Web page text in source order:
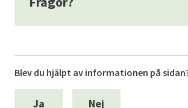
Blev du hjälpt av informationen på
Ja Nej